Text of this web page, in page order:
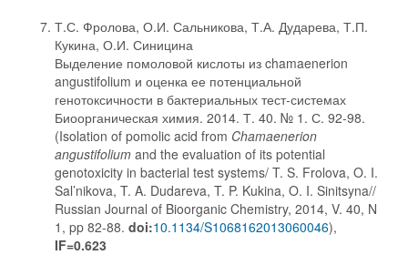
Т.С. Фролова, О.И. Сальникова, Т.А. Дударева, Т.П.
Кукина, О.И. Синицина
Выделение помоловой кислоты из chamaenerion
angustifolium и оценка ее потенциальной
генотоксичности в бактериальных тест-системах
Биоорганическая химия. 2014. Т. 40. № 1. С. 92-98.
(Isolation of pomolic acid from Chamaenerion
angustifolium and the evaluation of its potential
genotoxicity in bacterial test systems/ T. S. Frolova, O. I.
Sal’nikova, T. A. Dudareva, T. P. Kukina, O. I. Sinitsyna//
Russian Journal of Bioorganic Chemistry, 2014, V. 40, N
1, pp 82-88. doi:10.1134/S1068162013060046),
IF=0.623